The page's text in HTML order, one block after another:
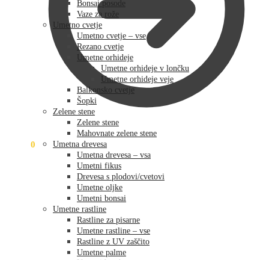
0
Bonsai posode
Vaze za rože
Umetno cvetje
Umetno cvetje – vse
Rezano cvetje
Umetne orhideje
Umetne orhideje v lončku
Umetne orhideje veje
Balkonsko cvetje
Šopki
Zelene stene
Zelene stene
Mahovnate zelene stene
Umetna drevesa
Umetna drevesa – vsa
Umetni fikus
Drevesa s plodovi/cvetovi
Umetne oljke
Umetni bonsai
Umetne rastline
Rastline za pisarne
Umetne rastline – vse
Rastline z UV zaščito
Umetne palme